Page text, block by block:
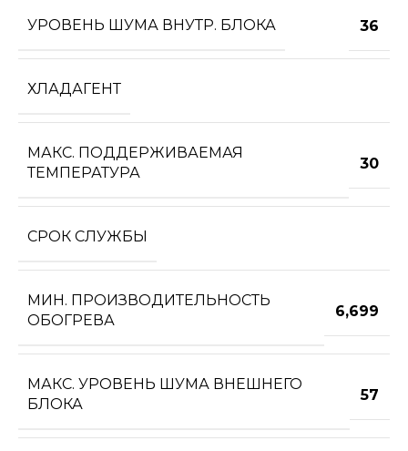
УРОВЕНЬ ШУМА ВНУТР. БЛОКА 36
ХЛАДАГЕНТ
МАКС. ПОДДЕРЖИВАЕМАЯ
ТЕМПЕРАТУРА
30
СРОК СЛУЖБЫ
МИН. ПРОИЗВОДИТЕЛЬНОСТЬ
ОБОГРЕВА
6,699
МАКС. УРОВЕНЬ ШУМА ВНЕШНЕГО
БЛОКА
57